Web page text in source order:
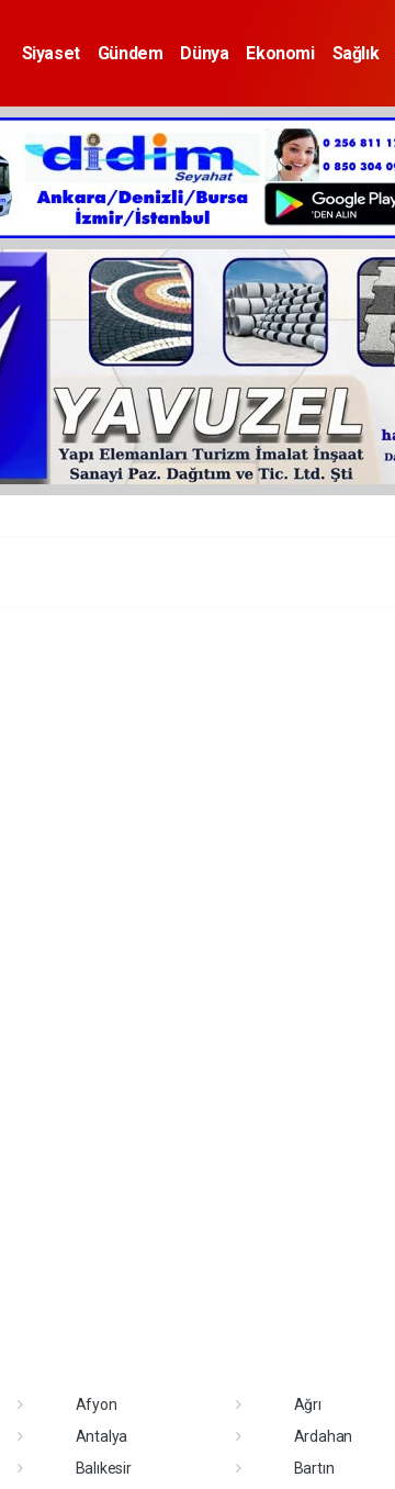
Siyaset Gündem Dünya Ekonomi Sağlık
Afyon
Ağrı
Antalya
Ardahan
Balıkesir
Bartın